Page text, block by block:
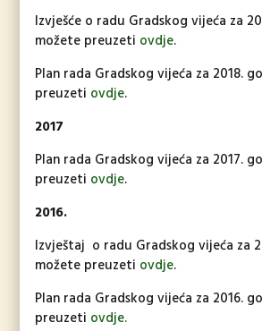
Izvješće o radu Gradskog vijeća za
možete preuzeti ovdje.
Plan rada Gradskog vijeća za 2018.
preuzeti ovdje.
2017
Plan rada Gradskog vijeća za 2017.
preuzeti ovdje.
2016.
Izvještaj o radu Gradskog vijeća za
možete preuzeti ovdje.
Plan rada Gradskog vijeća za 2016.
preuzeti ovdje.